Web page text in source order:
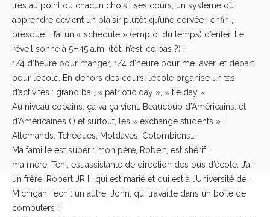
très au point ou chacun choisit ses cours, un système où
apprendre devient un plaisir plutôt qu’une corvée : enfin ,
presque ! J’ai un « schedule » (emploi du temps) d’enfer. Le
réveil sonne à 5H45 a.m. (tôt, n’est-ce pas ?) :
1/4 d’heure pour manger, 1/4 d’heure pour me laver, et départ
pour l’école. En dehors des cours, l’école organise un tas
d’activités : grand bal, « patriotic day », « tie day ».
Au niveau copains, ça va ça vient. Beaucoup d’Américains, et
d’Américaines (!) et surtout, les « exchange students » :
Allemands, Tchèques, Moldaves, Colombiens…
Ma famille est super : mon père, Robert, est shérif ;
ma mère, Teni, est assistante de direction des bus d’école. J’ai
un frère, Robert JR II, qui est marié et qui est à l’Université de
Michigan Tech ; un autre, John, qui travaille dans un boîte de
computers ;